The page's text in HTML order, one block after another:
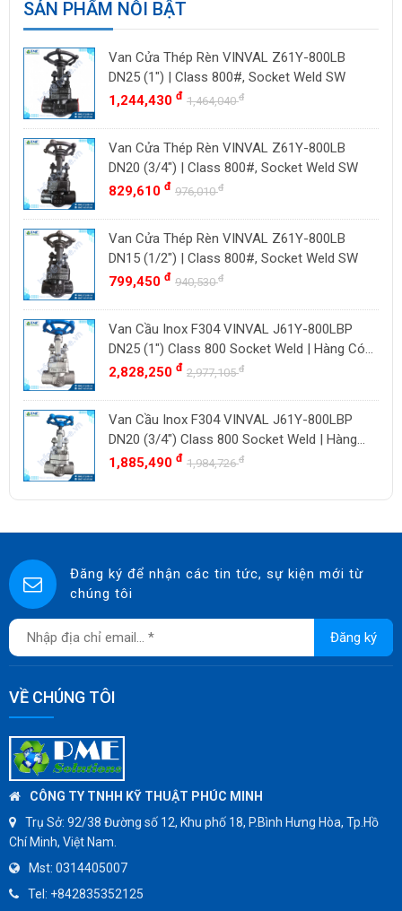
BESA
BAODI
TLV
ZENNER
DOUGLAS
LESER
VENN
YOSHITAKE
KITZ
DK VALVE
TIGER
HD FIRE
ETM
TAMAKI
ASAHI
SWISSFLUID
KUNKLE
SINGAFLEX
DKM
JOKWANG
HAWKS
ZETKAMA
BZE
DYNO
WEFLO
SENSUS
TOMOE
SUNPASS
Ấn Độ
Indonesia
Malaysia
Đài Loan
Việt Nam
Thụy Sĩ
Ba Lan
SẢN PHẨM NỖI BẬT
Van Cửa Thép Rèn VINVAL Z61Y-800LB
DN25 (1") | Class 800#, Socket Weld SW
1,244,430 đ 1,464,040đ
Van Cửa Thép Rèn VINVAL Z61Y-800LB
DN20 (3/4") | Class 800#, Socket Weld SW
829,610 đ 976,010đ
Van Cửa Thép Rèn VINVAL Z61Y-800LB
DN15 (1/2") | Class 800#, Socket Weld SW
799,450 đ 940,530đ
Van Cầu Inox F304 VINVAL J61Y-800LBP
DN25 (1") Class 800 Socket Weld | Hàng Có
Sẵn
2,828,250 đ 2,977,105đ
Van Cầu Inox F304 VINVAL J61Y-800LBP
DN20 (3/4") Class 800 Socket Weld | Hàng
Có Sẵn
1,885,490 đ 1,984,726đ
Đăng ký để nhận các tin tức, sự kiện mới từ
chúng tôi
Đăng ký
VỀ CHÚNG TÔI
CÔNG TY TNHH KỸ THUẬT PHÚC MINH
Trụ Sở: 92/38 Đường số 12, Khu phố 18, P.Bình Hưng Hòa, Tp.Hồ
Chí Minh, Việt Nam.
Mst: 0314405007
Tel: +842835352125